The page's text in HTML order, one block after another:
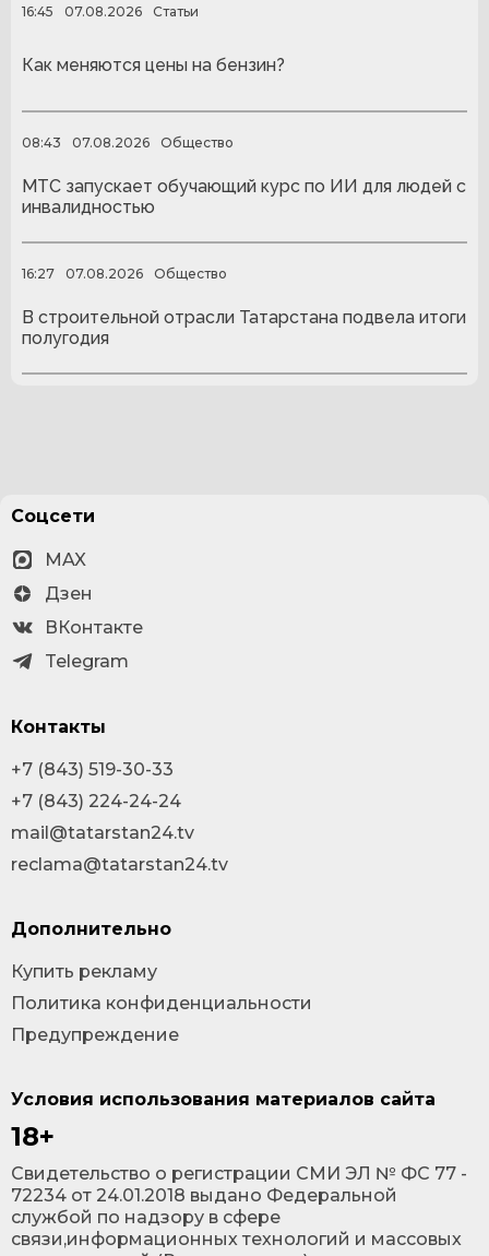
16:45 07.08.2026 Статьи
Как меняются цены на бензин?
08:43 07.08.2026 Общество
МТС запускает обучающий курс по ИИ для людей с
инвалидностью
16:27 07.08.2026 Общество
В строительной отрасли Татарстана подвела итоги
полугодия
Условия использования материалов сайта
18+
Cвидетельство о регистрации СМИ ЭЛ № ФС 77 -
72234 от 24.01.2018 выдано Федеральной
службой по надзору в сфере
связи,информационных технологий и массовых
Соцсети
MAX
Дзен
ВКонтакте
Telegram
Контакты
+7 (843) 519-30-33
+7 (843) 224-24-24
mail@tatarstan24.tv
reclama@tatarstan24.tv
Дополнительно
Купить рекламу
Политика конфиденциальности
Предупреждение